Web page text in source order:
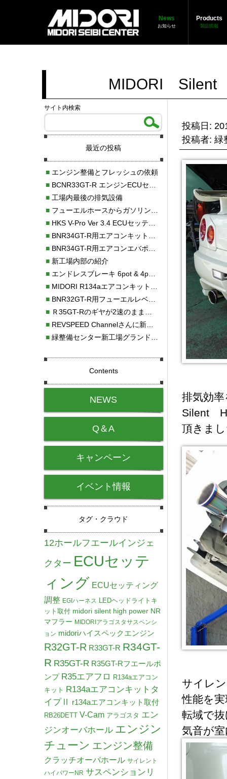
News
お知らせ
Products
製品情報
MIDORI
投稿日:
投稿者: 緑
排気効
Silent
頂きま
サイレ
性能を
転域で
気音が
サイト内検索
最近の投稿
■エンジン整備とフレッシュの依頼
■BCNR33GT-R エンジンECUセッティング調整
■工場内最後の排気設備
■フューエルホースからガソリン漏れ
■HKS V-Pro Ver 3.4 ECUセッティング
■BNR34GT-R用エアコンキット新発売！！
■BNR34GT-R用エアコンエバポレーターを新発売！！
■新工場内部の紹介
■エンドレスブレーキ 6pot & 4potオーバーホール
■MIDORI R134aエアコンキットタイプⅡ取り付け
■BNR32GT-R用フューエルレベルセンサー新発売！！
■Ｒ35GT-Rのギヤが2速のまま変速しない！！
■REVSPEED Channelさんに新社屋を紹介していただきました!!
■緑整備センター新工場グランドオープン・続報
Contents
NEWS
Q＆A
キャンペーン
イベント情報
タグ・クラウド
12ホールフエールインジェ
クター ECUセッテ
ィング ECUセッティング
調整 EGIハーネス LEDヘッドライトキ
ット取付 midori silent high power NR
マフラー MIDORIアラゴスタサスペンシ
ョン midoriハイスペックエンジン
R32GT-R R33GT-R R34GT-
R R35GT-R R35GT-Rフエールポ
ンプ R35エアフロ R134aエアコン
キット R134aエアコンキットタ
イプⅡ
r134aエアコンキット取付
RB26DETT V-Cam アラゴスタ エン
ジンオーバホール エンジン
チューン エンジン整備
クラッチオーバホール サイレント
ハイパワーNR サスペンションリ